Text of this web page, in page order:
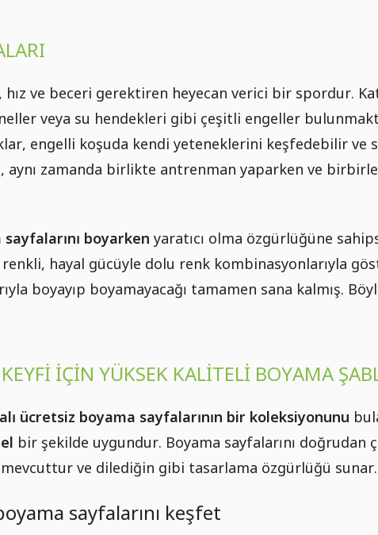
ve beceri gerektiren heyecan verici bir spordur.
veya su hendekleri gibi çeşitli engeller
engelli koşuda kendi yeteneklerini keşfedebilir ve
aynı zamanda birlikte antrenman yaparken ve
boyarken yaratıcı olma özgürlüğüne
hayal gücüyle dolu renk kombinasyonlarıyla
boyayıp boyamayacağı tamamen sana kalmış.
IÇIN YÜKSEK KALITELI BOYAMA
ücretsiz boyama sayfalarının bir koleksiyonunu
bir şekilde uygundur. Boyama sayfalarını
mevcuttur ve dilediğin gibi tasarlama özgürlüğü sunar.
sayfalarını keşfet